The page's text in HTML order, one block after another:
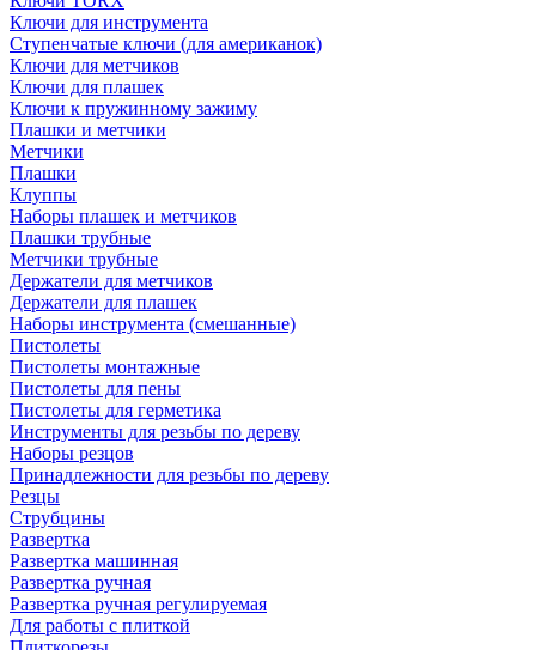
Ключи для инструмента
Ступенчатые ключи (для американок)
Ключи для метчиков
Ключи для плашек
Ключи к пружинному зажиму
Плашки и метчики
Метчики
Плашки
Клуппы
Наборы плашек и метчиков
Плашки трубные
Метчики трубные
Держатели для метчиков
Держатели для плашек
Наборы инструмента (смешанные)
Пистолеты
Пистолеты монтажные
Пистолеты для пены
Пистолеты для герметика
Инструменты для резьбы по дереву
Наборы резцов
Принадлежности для резьбы по дереву
Резцы
Струбцины
Развертка
Развертка машинная
Развертка ручная
Развертка ручная регулируемая
Для работы с плиткой